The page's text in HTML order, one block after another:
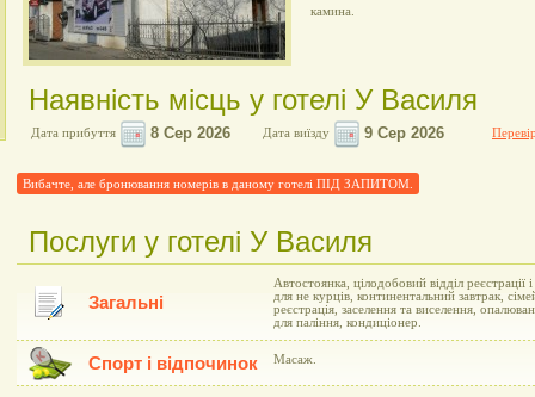
камина.
Наявність місць у готелі У Василя
Дата прибуття Дата виїзду
Вибачте, але бронювання номерів в даному готелі ПІД ЗАПИТОМ.
Послуги у готелі У Василя
Загальні
Автостоянка, цілодобовий відділ
для не курців, континентальний завтрак,
реєстрація, заселення та виселення,
для паління, кондиціонер.
Спорт і відпочинок Масаж.